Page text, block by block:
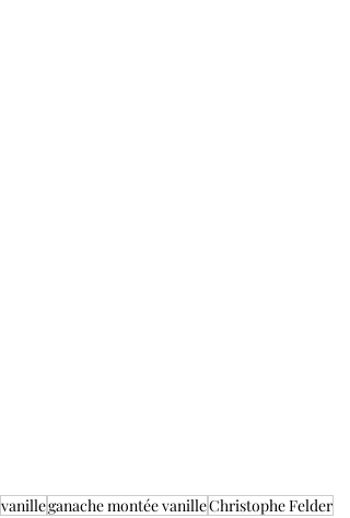
vanilleganache montée vanilleChristophe Felder